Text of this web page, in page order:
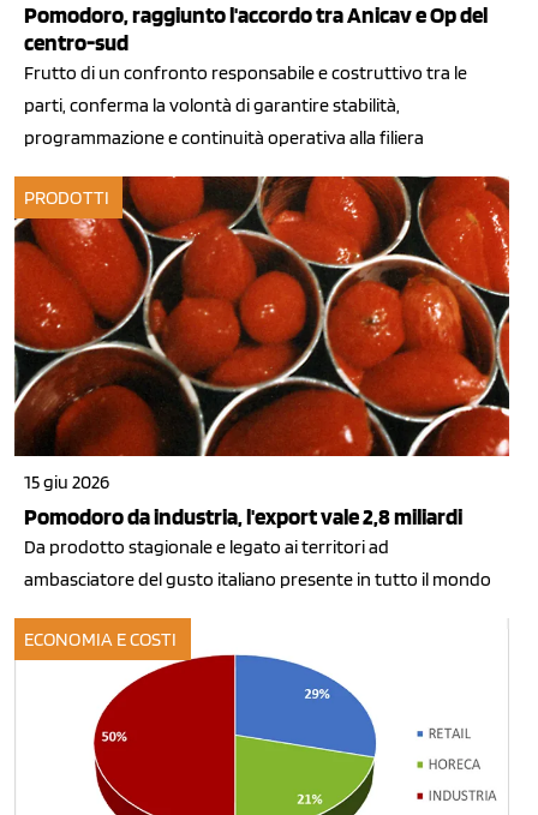
Pomodoro, raggiunto l'accordo tra Anicav e Op del
centro-sud
Frutto di un confronto responsabile e costruttivo tra le
parti, conferma la volontà di garantire stabilità,
programmazione e continuità operativa alla filiera
PRODOTTI
15 giu 2026
Pomodoro da industria, l'export vale 2,8 miliardi
Da prodotto stagionale e legato ai territori ad
ambasciatore del gusto italiano presente in tutto il mondo
ECONOMIA E COSTI